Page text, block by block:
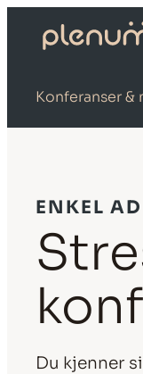
Konferanser &
ENKEL
Du kjenner